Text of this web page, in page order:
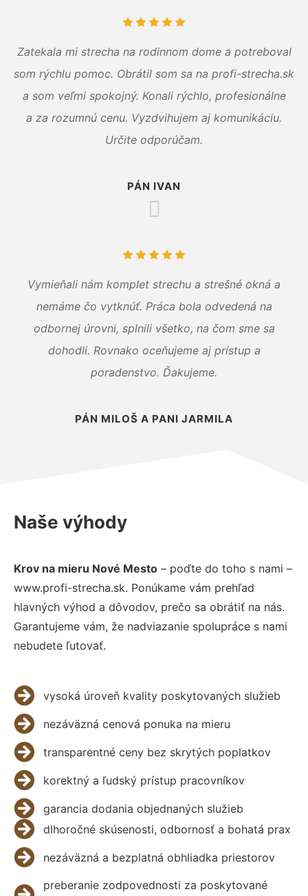
Zatekala mi strecha na rodinnom dome a potreboval
som rýchlu pomoc. Obrátil som sa na profi-strecha.sk
a som veľmi spokojný. Konali rýchlo, profesionálne
a za rozumnú cenu. Vyzdvihujem aj komunikáciu.
Určite odporúčam.
PÁN IVAN
Vymieňali nám komplet strechu a strešné okná a
nemáme čo vytknúť. Práca bola odvedená na
odbornej úrovni, splnili všetko, na čom sme sa
dohodli. Rovnako oceňujeme aj prístup a
poradenstvo. Ďakujeme.
PÁN MILOŠ A PANI JARMILA
Naše výhody
Krov na mieru Nové Mesto – poďte do toho s nami –
www.profi-strecha.sk. Ponúkame vám prehľad
hlavných výhod a dôvodov, prečo sa obrátiť na nás.
Garantujeme vám, že nadviazanie spolupráce s nami
nebudete ľutovať.
vysoká úroveň kvality poskytovaných služieb
nezáväzná cenová ponuka na mieru
transparentné ceny bez skrytých poplatkov
korektný a ľudský prístup pracovníkov
garancia dodania objednaných služieb
dlhoročné skúsenosti, odbornosť a bohatá prax
nezáväzná a bezplatná obhliadka priestorov
preberanie zodpovednosti za poskytované